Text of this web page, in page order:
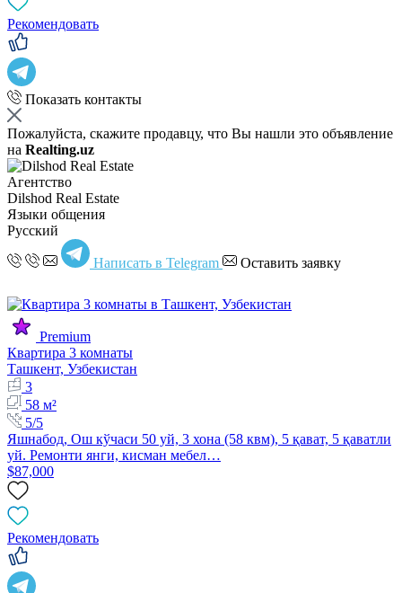
Рекомендовать
Показать контакты
Пожалуйста, скажите продавцу, что Вы нашли это объявление
на Realting.uz
Агентство
Dilshod Real Estate
Языки общения
Русский
Написать в Telegram Оставить заявку
Premium
Квартира 3 комнаты
Ташкент, Узбекистан
3
58 м²
5/5
Яшнабод, Ош кўчаси 50 уй, 3 хона (58 квм), 5 қават, 5 қаватли
уй. Ремонти янги, кисман мебел…
$87,000
Рекомендовать